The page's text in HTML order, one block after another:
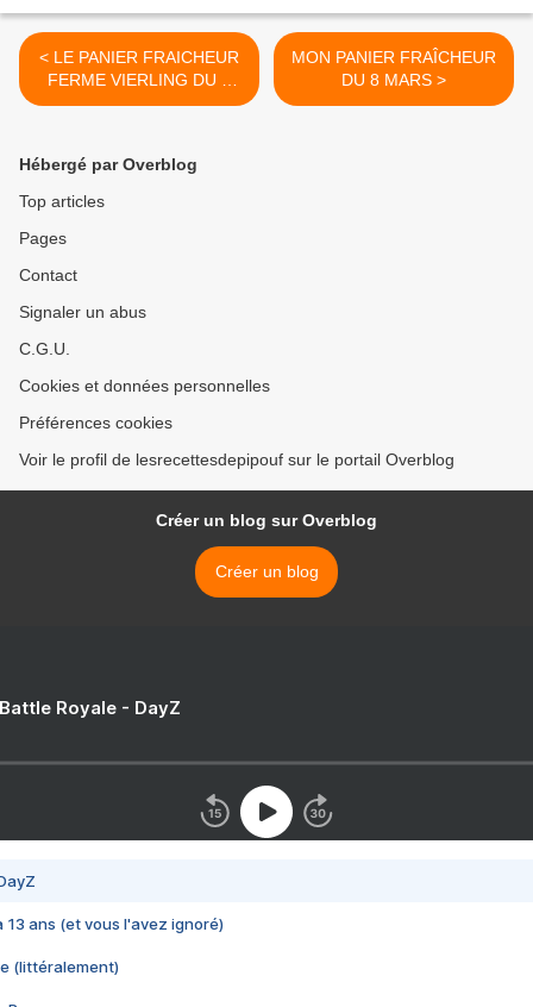
< LE PANIER FRAICHEUR
FERME VIERLING DU 8
MARS
MON PANIER FRAÎCHEUR
DU 8 MARS >
Hébergé par Overblog
Top articles
Pages
Contact
Signaler un abus
C.G.U.
Cookies et données personnelles
Préférences cookies
Voir le profil de lesrecettesdepipouf sur le portail Overblog
Créer un blog sur Overblog
Créer un blog
Royale - DayZ
13 ans (et vous l'avez ignoré)
(littéralement)